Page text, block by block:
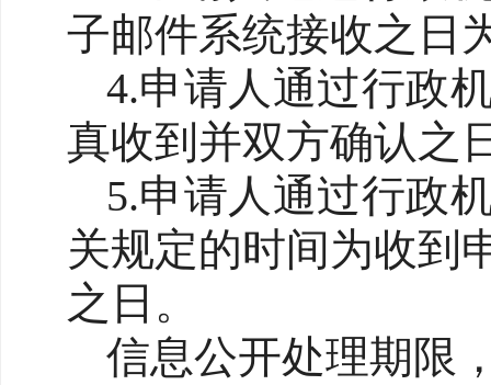
子邮件系统接收之日
4.申请人通过行政
真收到并双方确认之
5.申请人通过行政
关规定的时间为收到
之日。
信息公开处理期限